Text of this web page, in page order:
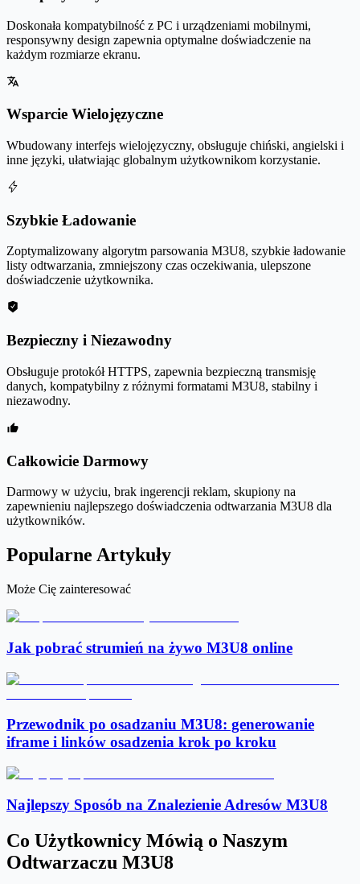
Doskonała kompatybilność z PC i urządzeniami mobilnymi,
responsywny design zapewnia optymalne doświadczenie na
każdym rozmiarze ekranu.
Wsparcie Wielojęzyczne
Wbudowany interfejs wielojęzyczny, obsługuje chiński, angielski i
inne języki, ułatwiając globalnym użytkownikom korzystanie.
Szybkie Ładowanie
Zoptymalizowany algorytm parsowania M3U8, szybkie ładowanie
listy odtwarzania, zmniejszony czas oczekiwania, ulepszone
doświadczenie użytkownika.
Bezpieczny i Niezawodny
Obsługuje protokół HTTPS, zapewnia bezpieczną transmisję
danych, kompatybilny z różnymi formatami M3U8, stabilny i
niezawodny.
Całkowicie Darmowy
Darmowy w użyciu, brak ingerencji reklam, skupiony na
zapewnieniu najlepszego doświadczenia odtwarzania M3U8 dla
użytkowników.
Popularne Artykuły
Może Cię zainteresować
Jak pobrać strumień na żywo M3U8 online
Przewodnik po osadzaniu M3U8: generowanie
iframe i linków osadzenia krok po kroku
Najlepszy Sposób na Znalezienie Adresów M3U8
Co Użytkownicy Mówią o Naszym
Odtwarzaczu M3U8